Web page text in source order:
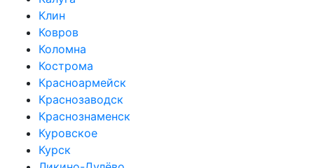
Клин
Ковров
Коломна
Кострома
Красноармейск
Краснозаводск
Краснознаменск
Куровское
Курск